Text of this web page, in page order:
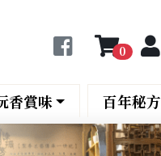
0
香賞味 百年秘方